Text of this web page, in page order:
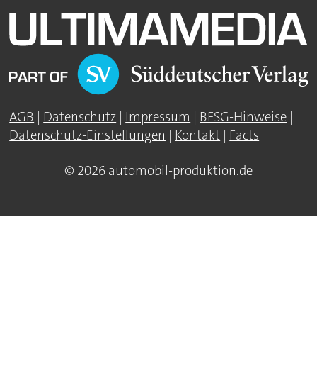
AGB | Datenschutz | Impressum | BFSG-Hinweise |
Datenschutz-Einstellungen | Kontakt | Facts
© 2026 automobil-produktion.de